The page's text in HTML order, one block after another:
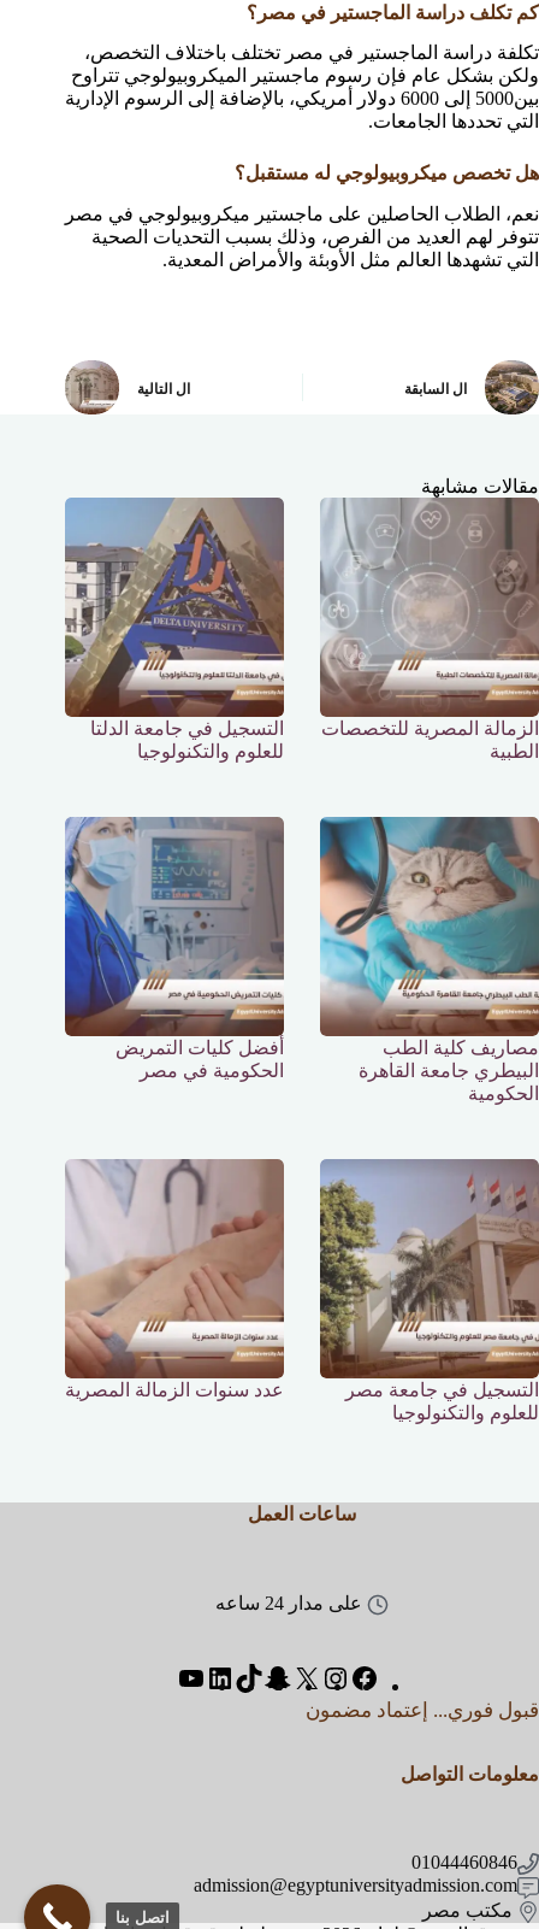
كم تكلف دراسة الماجستير في مصر؟
تكلفة دراسة الماجستير في مصر تختلف باختلاف التخصص،
ولكن بشكل عام فإن رسوم ماجستير الميكروبيولوجي تتراوح
بين5000 إلى 6000 دولار أمريكي، بالإضافة إلى الرسوم الإدارية
التي تحددها الجامعات.
هل تخصص ميكروبيولوجي له مستقبل؟
نعم، الطلاب الحاصلين على ماجستير ميكروبيولوجي في مصر
تتوفر لهم العديد من الفرص، وذلك بسبب التحديات الصحية
التي تشهدها العالم مثل الأوبئة والأمراض المعدية.
ال السابقة ال التالية
مقالات مشابهة
الزمالة المصرية للتخصصات
الطبية
التسجيل في جامعة الدلتا
للعلوم والتكنولوجيا
مصاريف كلية الطب
البيطري جامعة القاهرة
الحكومية
أفضل كليات التمريض
الحكومية في مصر
التسجيل في جامعة مصر
للعلوم والتكنولوجيا
عدد سنوات الزمالة المصرية
ساعات العمل
على مدار 24 ساعه
قبول فوري... إعتماد مضمون
معلومات التواصل
01044460846
admission@egyptuniversityadmission.com
مكتب مصر
اتصل بنا